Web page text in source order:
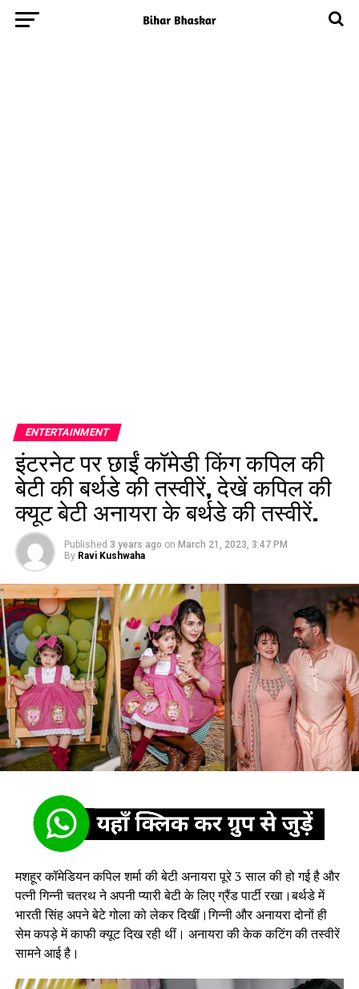
ENTERTAINMENT
इंटरनेट पर छाईं कॉमेडी किंग कपिल की
बेटी की बर्थडे की तस्वीरें, देखें कपिल की
क्यूट बेटी अनायरा के बर्थडे की तस्वीरें.
Published 3 years ago on March 21, 2023, 3:47 PM
By Ravi Kushwaha
मशहूर कॉमेडियन कपिल शर्मा की बेटी अनायरा पूरे 3 साल की हो गई है और
पत्नी गिन्नी चतरथ ने अपनी प्यारी बेटी के लिए ग्रैंड पार्टी रखा।बर्थडे में
भारती सिंह अपने बेटे गोला को लेकर दिखीं।गिन्नी और अनायरा दोनों ही
सेम कपड़े में काफी क्यूट दिख रही थीं। अनायरा की केक कटिंग की तस्वीरें
सामने आई है।